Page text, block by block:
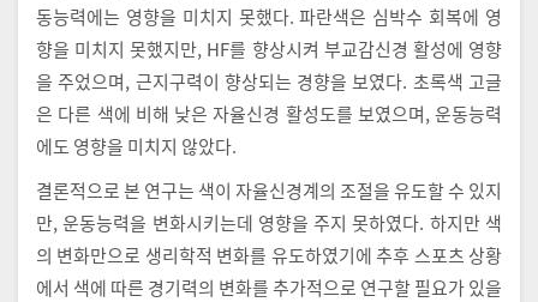
동능력에는 영향을 미치지 못했다. 파란색은 심박수 회복에 영
향을 미치지 못했지만, HF를 향상시켜 부교감신경 활성에 영향
을 주었으며, 근지구력이 향상되는 경향을 보였다. 초록색 고글
은 다른 색에 비해 낮은 자율신경 활성도를 보였으며, 운동능력
에도 영향을 미치지 않았다.
결론적으로 본 연구는 색이 자율신경계의 조절을 유도할 수 있지
만, 운동능력을 변화시키는데 영향을 주지 못하였다. 하지만 색
의 변화만으로 생리학적 변화를 유도하였기에 추후 스포츠 상황
에서 색에 따른 경기력의 변화를 추가적으로 연구할 필요가 있을